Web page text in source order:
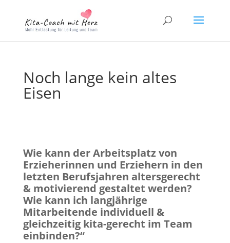
Noch lange kein altes
Eisen
Wie kann der Arbeitsplatz von
Erzieherinnen und Erziehern in den
letzten Berufsjahren altersgerecht
& motivierend gestaltet werden?
Wie kann ich langjährige
Mitarbeitende individuell &
gleichzeitig kita-gerecht im Team
einbinden?“